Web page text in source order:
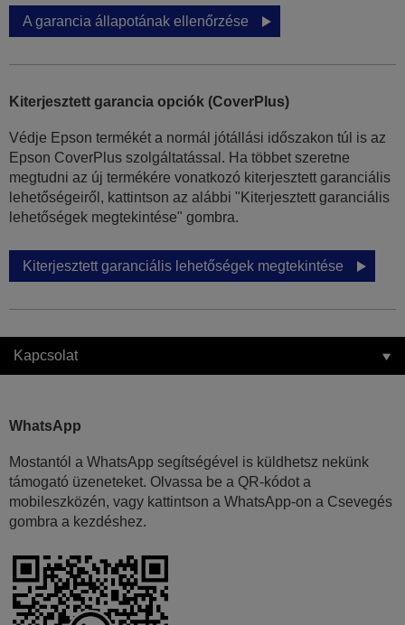
A garancia állapotának ellenőrzése
Kiterjesztett garancia opciók (CoverPlus)
Védje Epson termékét a normál jótállási időszakon túl is az
Epson CoverPlus szolgáltatással. Ha többet szeretne
megtudni az új termékére vonatkozó kiterjesztett garanciális
lehetőségeiről, kattintson az alábbi "Kiterjesztett garanciális
lehetőségek megtekintése" gombra.
Kiterjesztett garanciális lehetőségek megtekintése
Kapcsolat
WhatsApp
Mostantól a WhatsApp segítségével is küldhetsz nekünk
támogató üzeneteket. Olvassa be a QR-kódot a
mobileszközén, vagy kattintson a WhatsApp-on a Csevegés
gombra a kezdéshez.